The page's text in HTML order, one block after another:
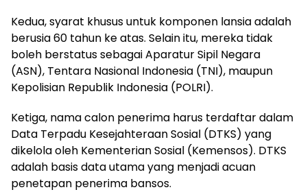
Kedua, syarat khusus untuk komponen lansia adalah
berusia 60 tahun ke atas. Selain itu, mereka tidak
boleh berstatus sebagai Aparatur Sipil Negara
(ASN), Tentara Nasional Indonesia (TNI), maupun
Kepolisian Republik Indonesia (POLRI).
Ketiga, nama calon penerima harus terdaftar dalam
Data Terpadu Kesejahteraan Sosial (DTKS) yang
dikelola oleh Kementerian Sosial (Kemensos). DTKS
adalah basis data utama yang menjadi acuan
penetapan penerima bansos.